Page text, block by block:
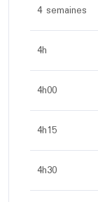
4 semaines
4h
4h00
4h15
4h30